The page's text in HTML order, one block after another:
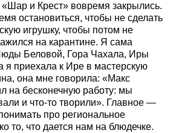
«Шар и Крест» вовремя закрылись.
остановиться, чтобы не сделать
игрушку, чтобы потом не
на карантине. Я сама
Беловой, Гора Чахала, Иры
я приехала к Ире в мастерскую
она мне говорила: «Макс
на бесконечную работу: мы
и что-то творили». Главное —
про региональное
то, что дается нам на блюдечке.